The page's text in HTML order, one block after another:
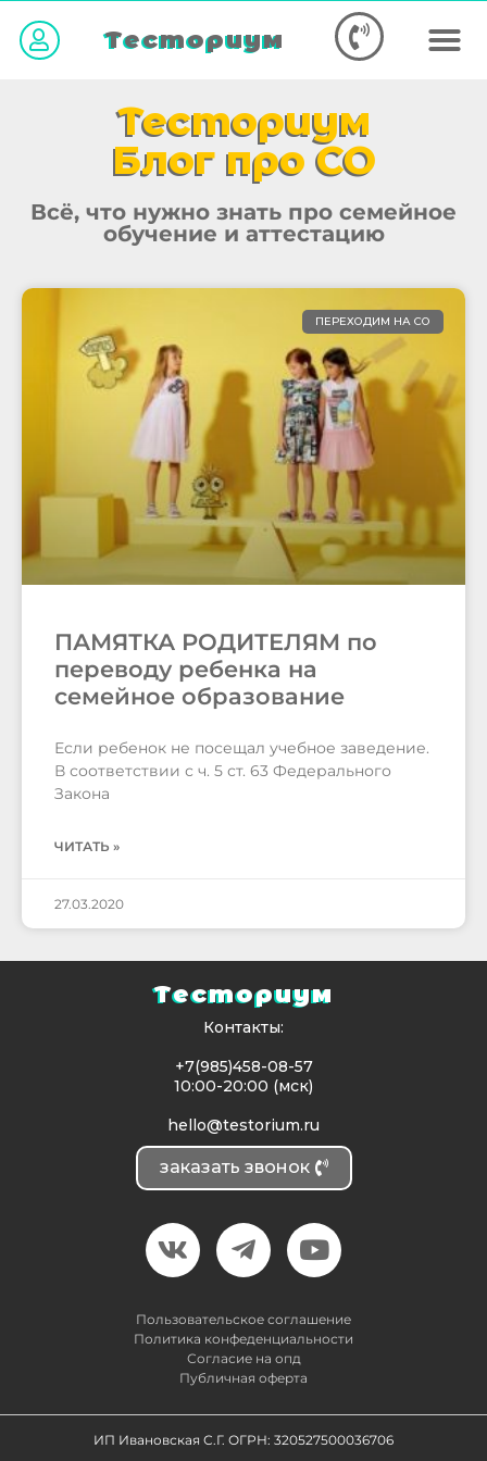
Тесториум
Тесториум
Блог про СО
Всё, что нужно знать про семейное
обучение и аттестацию
ПЕРЕХОДИМ НА СО
ПАМЯТКА РОДИТЕЛЯМ по
переводу ребенка на
семейное образование
Если ребенок не посещал учебное заведение.
В соответствии с ч. 5 ст. 63 Федерального
Закона
ЧИТАТЬ »
27.03.2020
Тесториум
Пользовательское соглашение
Политика конфеденциальности
Согласие на опд
Публичная оферта
Контакты:
+7(985)458-08-57
10:00-20:00 (мск)
hello@testorium.ru
заказать звонок
ИП Ивановская С.Г. ОГРН: 320527500036706